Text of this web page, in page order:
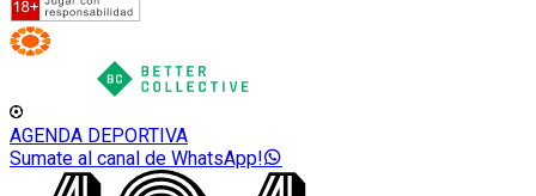
AGENDA DEPORTIVA
Sumate al canal de WhatsApp!